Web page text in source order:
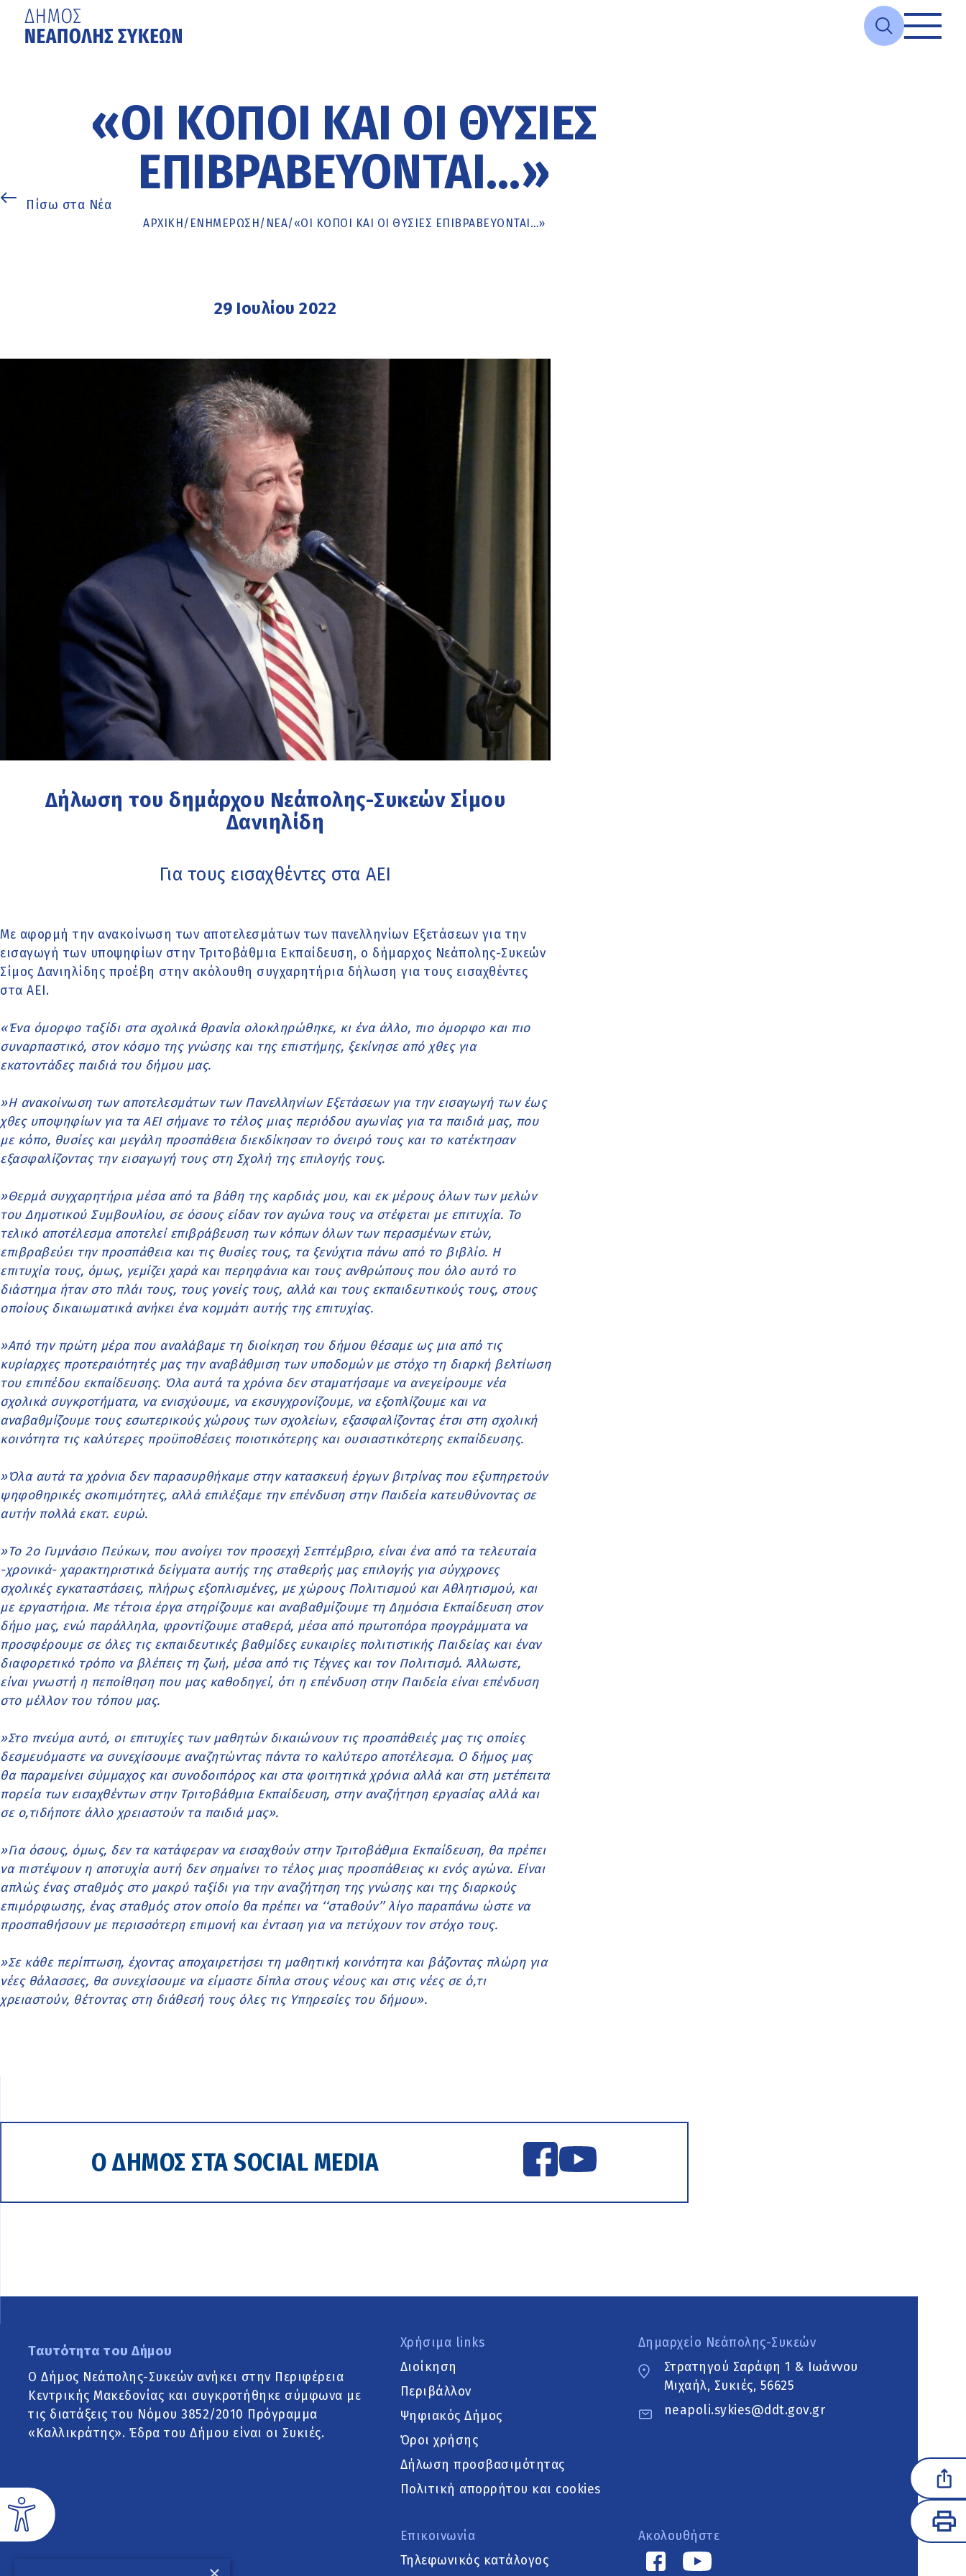
περιεχόμενο«ΟΙ ΚΌΠΟΙ ΚΑΙ ΟΙ ΘΥΣΊΕΣ
ΕΠΙΒΡΑΒΕΎΟΝΤΑΙ…»
Πίσω στα Νέα
ΑΡΧΙΚΉ/ ΕΝΗΜΈΡΩΣΗ/ ΝΕΑ/«ΟΙ ΚΌΠΟΙ ΚΑΙ ΟΙ ΘΥΣΊΕΣ ΕΠΙΒΡΑΒΕΎΟΝΤΑΙ…»
29 Ιουλίου 2022
Δήλωση του δημάρχου Νεάπολης-Συκεών Σίμου
Δανιηλίδη
Για τους εισαχθέντες στα ΑΕΙ
Με αφορμή την ανακοίνωση των αποτελεσμάτων των πανελληνίων Εξετάσεων για την
εισαγωγή των υποψηφίων στην Τριτοβάθμια Εκπαίδευση, ο δήμαρχος Νεάπολης-Συκεών
Σίμος Δανιηλίδης προέβη στην ακόλουθη συγχαρητήρια δήλωση για τους εισαχθέντες
στα ΑΕΙ.
«Ένα όμορφο ταξίδι στα σχολικά θρανία ολοκληρώθηκε, κι ένα άλλο, πιο όμορφο και πιο
συναρπαστικό, στον κόσμο της γνώσης και της επιστήμης, ξεκίνησε από χθες για
εκατοντάδες παιδιά του δήμου μας.
»Η ανακοίνωση των αποτελεσμάτων των Πανελληνίων Εξετάσεων για την εισαγωγή των έως
χθες υποψηφίων για τα ΑΕΙ σήμανε το τέλος μιας περιόδου αγωνίας για τα παιδιά μας, που
με κόπο, θυσίες και μεγάλη προσπάθεια διεκδίκησαν το όνειρό τους και το κατέκτησαν
εξασφαλίζοντας την εισαγωγή τους στη Σχολή της επιλογής τους.
»Θερμά συγχαρητήρια μέσα από τα βάθη της καρδιάς μου, και εκ μέρους όλων των μελών
του Δημοτικού Συμβουλίου, σε όσους είδαν τον αγώνα τους να στέφεται με επιτυχία. Το
τελικό αποτέλεσμα αποτελεί επιβράβευση των κόπων όλων των περασμένων ετών,
επιβραβεύει την προσπάθεια και τις θυσίες τους, τα ξενύχτια πάνω από το βιβλίο. Η
επιτυχία τους, όμως, γεμίζει χαρά και περηφάνια και τους ανθρώπους που όλο αυτό το
διάστημα ήταν στο πλάι τους, τους γονείς τους, αλλά και τους εκπαιδευτικούς τους, στους
οποίους δικαιωματικά ανήκει ένα κομμάτι αυτής της επιτυχίας.
»Από την πρώτη μέρα που αναλάβαμε τη διοίκηση του δήμου θέσαμε ως μια από τις
κυρίαρχες προτεραιότητές μας την αναβάθμιση των υποδομών με στόχο τη διαρκή βελτίωση
του επιπέδου εκπαίδευσης. Όλα αυτά τα χρόνια δεν σταματήσαμε να ανεγείρουμε νέα
σχολικά συγκροτήματα, να ενισχύουμε, να εκσυγχρονίζουμε, να εξοπλίζουμε και να
αναβαθμίζουμε τους εσωτερικούς χώρους των σχολείων, εξασφαλίζοντας έτσι στη σχολική
κοινότητα τις καλύτερες προϋποθέσεις ποιοτικότερης και ουσιαστικότερης εκπαίδευσης.
»Όλα αυτά τα χρόνια δεν παρασυρθήκαμε στην κατασκευή έργων βιτρίνας που εξυπηρετούν
ψηφοθηρικές σκοπιμότητες, αλλά επιλέξαμε την επένδυση στην Παιδεία κατευθύνοντας σε
αυτήν πολλά εκατ. ευρώ.
»Το 2ο Γυμνάσιο Πεύκων, που ανοίγει τον προσεχή Σεπτέμβριο, είναι ένα από τα τελευταία
-χρονικά- χαρακτηριστικά δείγματα αυτής της σταθερής μας επιλογής για σύγχρονες
σχολικές εγκαταστάσεις, πλήρως εξοπλισμένες, με χώρους Πολιτισμού και Αθλητισμού, και
με εργαστήρια. Με τέτοια έργα στηρίζουμε και αναβαθμίζουμε τη Δημόσια Εκπαίδευση στον
δήμο μας, ενώ παράλληλα, φροντίζουμε σταθερά, μέσα από πρωτοπόρα προγράμματα να
προσφέρουμε σε όλες τις εκπαιδευτικές βαθμίδες ευκαιρίες πολιτιστικής Παιδείας και έναν
διαφορετικό τρόπο να βλέπεις τη ζωή, μέσα από τις Τέχνες και τον Πολιτισμό. Άλλωστε,
είναι γνωστή η πεποίθηση που μας καθοδηγεί, ότι η επένδυση στην Παιδεία είναι επένδυση
στο μέλλον του τόπου μας.
»Στο πνεύμα αυτό, οι επιτυχίες των μαθητών δικαιώνουν τις προσπάθειές μας τις οποίες
δεσμευόμαστε να συνεχίσουμε αναζητώντας πάντα το καλύτερο αποτέλεσμα. Ο δήμος μας
θα παραμείνει σύμμαχος και συνοδοιπόρος και στα φοιτητικά χρόνια αλλά και στη μετέπειτα
πορεία των εισαχθέντων στην Τριτοβάθμια Εκπαίδευση, στην αναζήτηση εργασίας αλλά και
σε ο,τιδήποτε άλλο χρειαστούν τα παιδιά μας».
»Για όσους, όμως, δεν τα κατάφεραν να εισαχθούν στην Τριτοβάθμια Εκπαίδευση, θα πρέπει
να πιστέψουν η αποτυχία αυτή δεν σημαίνει το τέλος μιας προσπάθειας κι ενός αγώνα. Είναι
απλώς ένας σταθμός στο μακρύ ταξίδι για την αναζήτηση της γνώσης και της διαρκούς
επιμόρφωσης, ένας σταθμός στον οποίο θα πρέπει να ‘‘σταθούν’’ λίγο παραπάνω ώστε να
προσπαθήσουν με περισσότερη επιμονή και ένταση για να πετύχουν τον στόχο τους.
»Σε κάθε περίπτωση, έχοντας αποχαιρετήσει τη μαθητική κοινότητα και βάζοντας πλώρη για
νέες θάλασσες, θα συνεχίσουμε να είμαστε δίπλα στους νέους και στις νέες σε ό,τι
χρειαστούν, θέτοντας στη διάθεσή τους όλες τις Υπηρεσίες του δήμου».
Ο ΔΗΜΟΣ ΣΤΑ SOCIAL MEDIA
Ταυτότητα του Δήμου
Ο Δήμος Νεάπολης-Συκεών ανήκει στην Περιφέρεια
Κεντρικής Μακεδονίας και συγκροτήθηκε σύμφωνα με
τις διατάξεις του Νόμου 3852/2010 Πρόγραμμα
«Καλλικράτης». Έδρα του Δήμου είναι οι Συκιές.
Χρήσιμα links
Διοίκηση
Περιβάλλον
Ψηφιακός Δήμος
Όροι χρήσης
Δήλωση προσβασιμότητας
Πολιτική απορρήτου και cookies
Επικοινωνία
Τηλεφωνικός κατάλογος
Δημαρχείο Νεάπολης-Συκεών
Στρατηγού Σαράφη 1 & Ιωάννου
Μιχαήλ, Συκιές, 56625
neapoli.sykies@ddt.gov.gr
Ακολουθήστε